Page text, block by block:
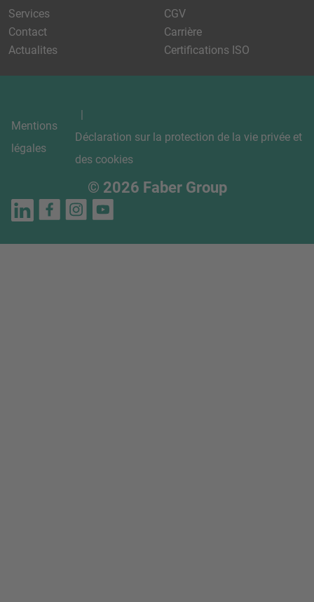
Services
CGV
Contact
Carrière
Actualites
Certifications ISO
© 2026 Faber Group
Mentions
légales
Déclaration sur la protection de la vie privée et
des cookies